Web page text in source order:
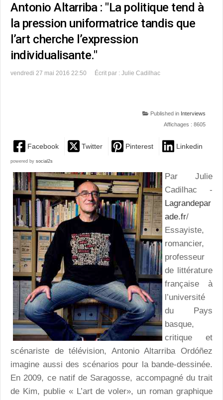
Antonio Altarriba : "La politique tend à
la pression uniformatrice tandis que
l’art cherche l’expression
individualisante."
vendredi 27 mai 2016 22:50 Écrit par : Julie Cadilhac
Published in Interviews
Affichages : 8605
Facebook Twitter Pinterest Linkedin
powered by social2s
Par Julie
Cadilhac -
Lagrandepar
ade.fr/
Essayiste,
romancier,
professeur
de littérature
française à
l’université
du Pays
basque,
critique et
scénariste de télévision, Antonio Altarriba Ordóñez
imagine aussi des scénarios pour la bande-dessinée.
En 2009, ce natif de Saragosse, accompagné du trait
de Kim, publie « L’art de voler», un roman graphique